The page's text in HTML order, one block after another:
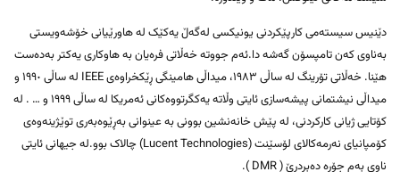
دێنیس سیستەمی کارپێکردنی یونیکسی لەگەڵ یەکێک لە هاورێیانی خۆشەویستی
بەناوی کەن تامپسۆن گەشە دا.ئەم جووتە خەڵاتی فرەیان بە هاوکاری یەکتر بەدەست
هێنا. خەڵاتی تۆرینگ لە ساڵی ١٩٨٣، میداڵی هامینگی ڕێکخراوەی IEEE لە ساڵی ١٩٩٠ و
میداڵی نیشتمانی پیشەسازی ئایتی وڵاتە یەکگرتووەکانی ئەمریکا لە ساڵی ۱۹۹۹ و … . لە
کۆتایی ژیانی کارکردنی، لە پێش خانەنشین بوونی بە عینوانی بەڕێوەبەری توێژینەوەی
کۆمپانیای نەرمەکالای لۆسێنت (Lucent Technologies) چالاک بوو.لە جیهانی ئایتی
ناوی بەم جۆرە دەبردرێ ( DMR ).